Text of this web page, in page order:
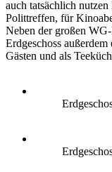
auch tatsächlich
Polittreffen, für
Neben der großen
Erdgeschoss
Gästen und als